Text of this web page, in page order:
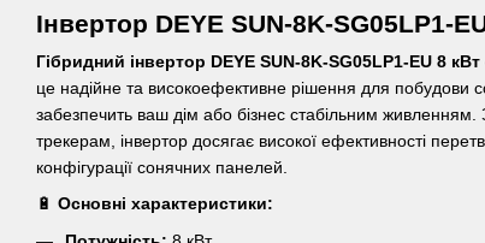
Інвертор DEYE SUN-8K-SG05LP1-
Гібридний інвертор DEYE SUN-8K-SG05LP1-EU 8
це надійне та високоефективне рішення для побудови
забезпечить ваш дім або бізнес стабільним
трекерам, інвертор досягає високої ефективності
конфігурації сонячних панелей.
🔋 Основні характеристики: